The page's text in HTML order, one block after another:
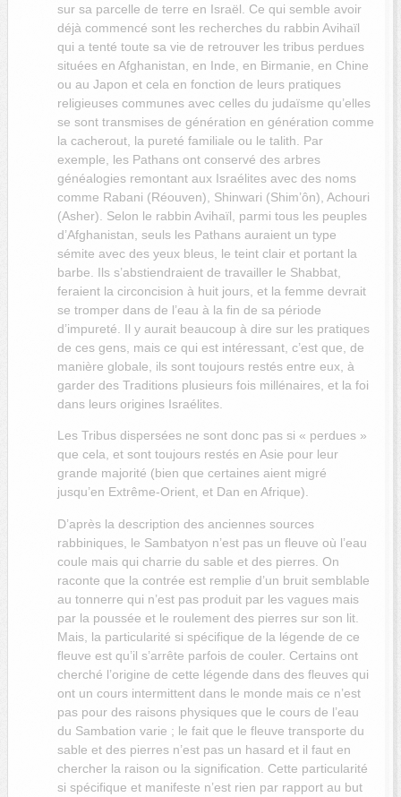
sur sa parcelle de terre en Israël. Ce qui semble avoir
déjà commencé sont les recherches du rabbin Avihaïl
qui a tenté toute sa vie de retrouver les tribus perdues
situées en Afghanistan, en Inde, en Birmanie, en Chine
ou au Japon et cela en fonction de leurs pratiques
religieuses communes avec celles du judaïsme qu’elles
se sont transmises de génération en génération comme
la cacherout, la pureté familiale ou le talith. Par
exemple, les Pathans ont conservé des arbres
généalogies remontant aux Israélites avec des noms
comme Rabani (Réouven), Shinwari (Shim’ôn), Achouri
(Asher). Selon le rabbin Avihaïl, parmi tous les peuples
d’Afghanistan, seuls les Pathans auraient un type
sémite avec des yeux bleus, le teint clair et portant la
barbe. Ils s’abstiendraient de travailler le Shabbat,
feraient la circoncision à huit jours, et la femme devrait
se tromper dans de l’eau à la fin de sa période
d’impureté. Il y aurait beaucoup à dire sur les pratiques
de ces gens, mais ce qui est intéressant, c’est que, de
manière globale, ils sont toujours restés entre eux, à
garder des Traditions plusieurs fois millénaires, et la foi
dans leurs origines Israélites.
Les Tribus dispersées ne sont donc pas si « perdues »
que cela, et sont toujours restés en Asie pour leur
grande majorité (bien que certaines aient migré
jusqu’en Extrême-Orient, et Dan en Afrique).
D’après la description des anciennes sources
rabbiniques, le Sambatyon n’est pas un fleuve où l’eau
coule mais qui charrie du sable et des pierres. On
raconte que la contrée est remplie d’un bruit semblable
au tonnerre qui n’est pas produit par les vagues mais
par la poussée et le roulement des pierres sur son lit.
Mais, la particularité si spécifique de la légende de ce
fleuve est qu’il s’arrête parfois de couler. Certains ont
cherché l’origine de cette légende dans des fleuves qui
ont un cours intermittent dans le monde mais ce n’est
pas pour des raisons physiques que le cours de l’eau
du Sambation varie ; le fait que le fleuve transporte du
sable et des pierres n’est pas un hasard et il faut en
chercher la raison ou la signification. Cette particularité
si spécifique et manifeste n’est rien par rapport au but